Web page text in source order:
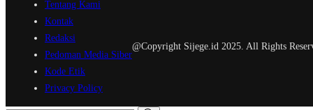
Tentang Kami
Kontak
Redaksi
Pedoman Media Siber
Kode Etik
Privacy Policy
@Copyright Sijege.id 2025. All Rights